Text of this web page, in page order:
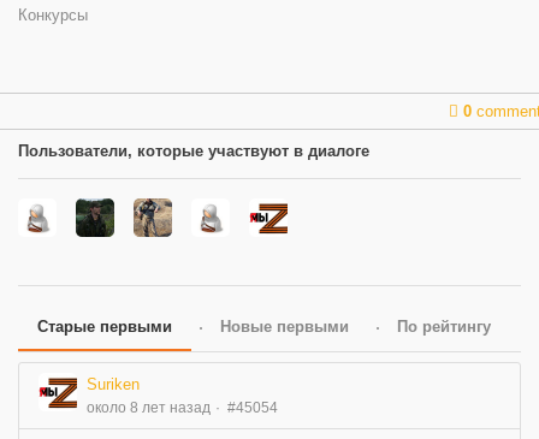
Конкурсы
0
Пользователи, которые участвуют в диалоге
Старые первыми Новые первыми По рейтингу
Suriken
около 8 лет назад #45054